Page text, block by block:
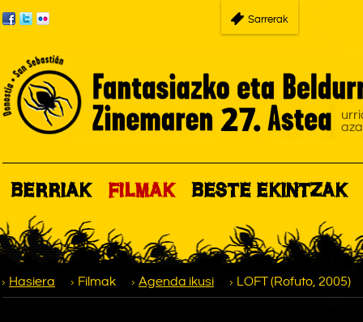
Sarrerak
BERRIAK FILMAK BESTE EKINTZAK
Hasiera Filmak Agenda ikusi LOFT (Rofuto, 2005)